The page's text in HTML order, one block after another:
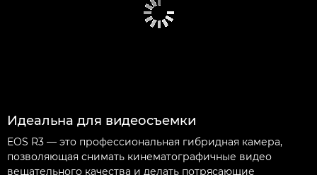
Идеальна для видеосъемки
EOS R3 — это профессиональная гибридная камера,
позволяющая снимать кинематографичные видео
вещательного качества и делать потрясающие